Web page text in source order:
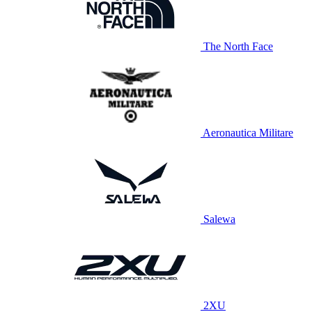
The North Face
Aeronautica Militare
Salewa
2XU